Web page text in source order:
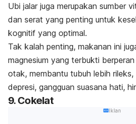
Ubi jalar juga merupakan sumber
dan serat yang penting untuk
kognitif yang optimal.
Tak kalah penting, makanan ini
magnesium yang terbukti
otak, membantu tubuh lebih rileks,
depresi, gangguan suasana hati,
9. Cokelat
Iklan